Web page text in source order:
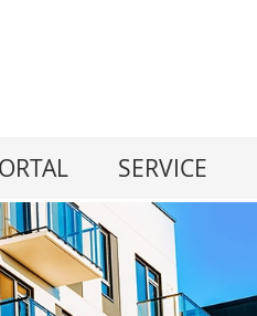
SERVICE